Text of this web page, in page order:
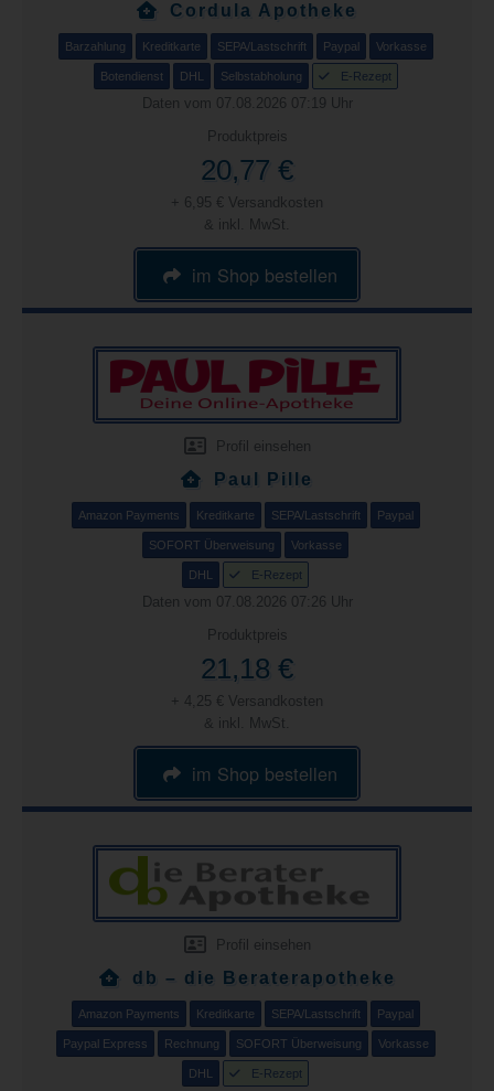
Cordula Apotheke
Barzahlung Kreditkarte SEPA/Lastschrift Paypal Vorkasse
Botendienst DHL Selbstabholung E-Rezept
Daten vom 07.08.2026 07:19 Uhr
Produktpreis
20,77 €
+ 6,95 € Versandkosten
& inkl. MwSt.
im Shop bestellen
Profil einsehen
Paul Pille
Amazon Payments Kreditkarte SEPA/Lastschrift Paypal
SOFORT Überweisung Vorkasse
DHL E-Rezept
Daten vom 07.08.2026 07:26 Uhr
Produktpreis
21,18 €
+ 4,25 € Versandkosten
& inkl. MwSt.
im Shop bestellen
Profil einsehen
db – die Beraterapotheke
Amazon Payments Kreditkarte SEPA/Lastschrift Paypal
Paypal Express Rechnung SOFORT Überweisung Vorkasse
DHL E-Rezept